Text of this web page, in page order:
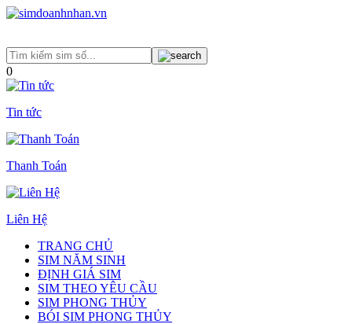
0
Tin tức
Thanh Toán
Liên Hệ
TRANG CHỦ
SIM NĂM SINH
ĐỊNH GIÁ SIM
SIM THEO YÊU CẦU
SIM PHONG THỦY
BÓI SIM PHONG THỦY